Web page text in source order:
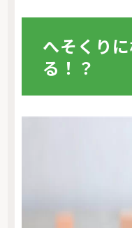
へそくり
る！？